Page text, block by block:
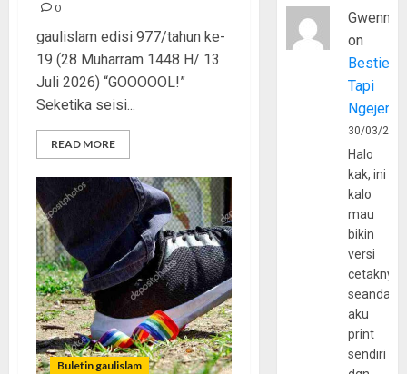
0
gaulislam edisi 977/tahun ke-
19 (28 Muharram 1448 H/ 13
Juli 2026) “GOOOOOL!”
Seketika seisi...
READ MORE
Buletin gaulislam
Gwenny
on
Bestie
Tapi
30/03/
Halo
kak, ini
kalo
mau
bikin
versi
cetaknya
aku
print
sendiri